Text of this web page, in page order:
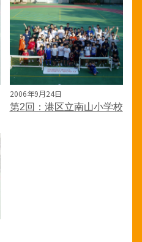
2006年9月24日
第2回：港区立南山小学校